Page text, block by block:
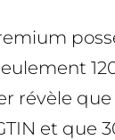
révèle que
et que